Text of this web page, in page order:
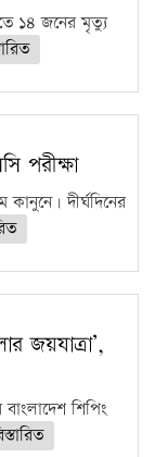
১৪ জনের মৃত্যু
পরীক্ষা
দীর্ঘদিনের
জয়যাত্রা’,
শিপিং